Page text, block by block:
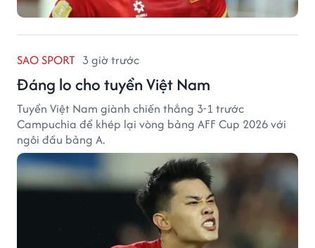
SAO SPORT 3 giờ trước
Đáng lo cho tuyển Việt Nam
Tuyển Việt Nam giành chiến thắng 3-1 trước
Campuchia để khép lại vòng bảng AFF Cup 2026 với
ngôi đầu bảng A.